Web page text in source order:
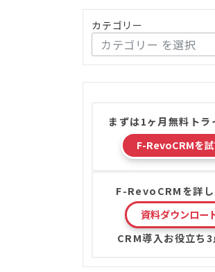
カテゴリー
まずは1ヶ月無料トラ
F-RevoCRMを試
F-RevoCRMを詳し
資料ダウンロー
CRM導入お役立ち